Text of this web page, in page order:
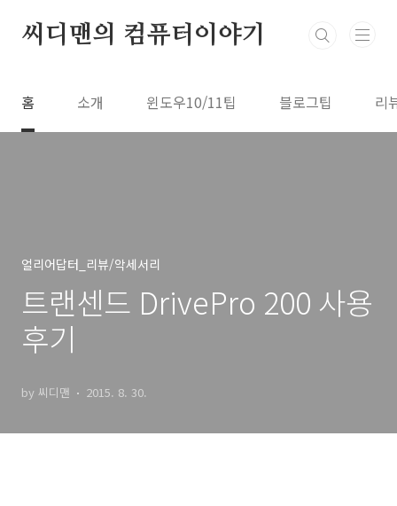
씨디맨의 컴퓨터이야기
홈 소개 윈도우10/11팁 블로그팁 리
얼리어답터_리뷰/악세서리
트랜센드 DrivePro 200 사용
후기
by 씨디맨 2015. 8. 30.